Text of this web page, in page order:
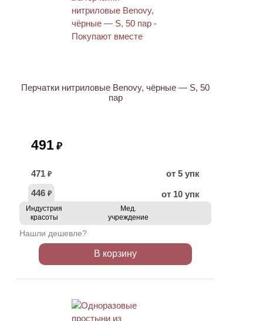
Перчатки нитриловые Benovy, чёрные — S, 50
пар
491 ₽
471 ₽
от 5 упк
446 ₽ от 10 упк
Индустрия
красоты
Мед.
учреждение
Нашли дешевле?
В корзину